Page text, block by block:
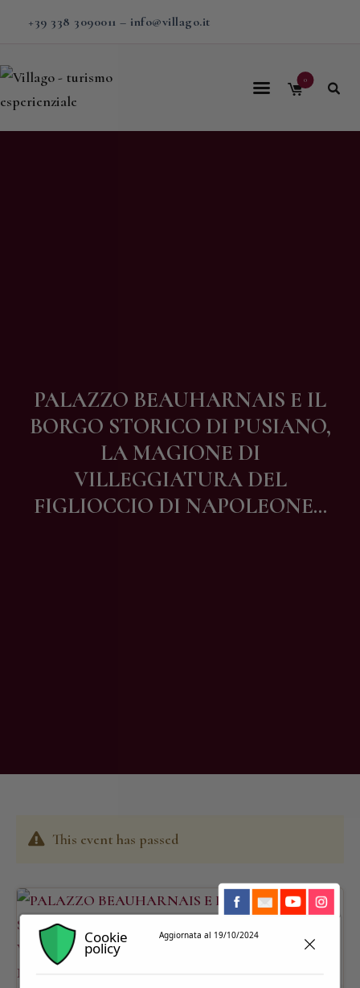
+39 338 3090011 – info@villago.it
0
PALAZZO BEAUHARNAIS E IL
BORGO STORICO DI PUSIANO,
LA MAGIONE DI
VILLEGGIATURA DEL
FIGLIOCCIO DI NAPOLEONE…
Home
This event has passed
Cookie
policy
Aggiornata al 19/10/2024